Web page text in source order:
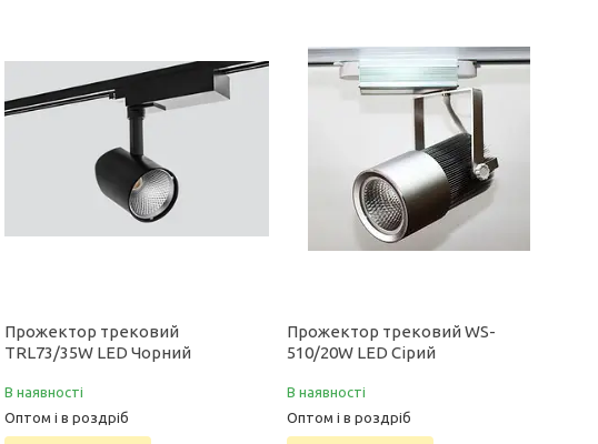
Прожектор трековий
TRL73/35W LED Чорний
В наявності
Оптом і в роздріб
Прожектор трековий WS-
510/20W LED Сірий
В наявності
Оптом і в роздріб